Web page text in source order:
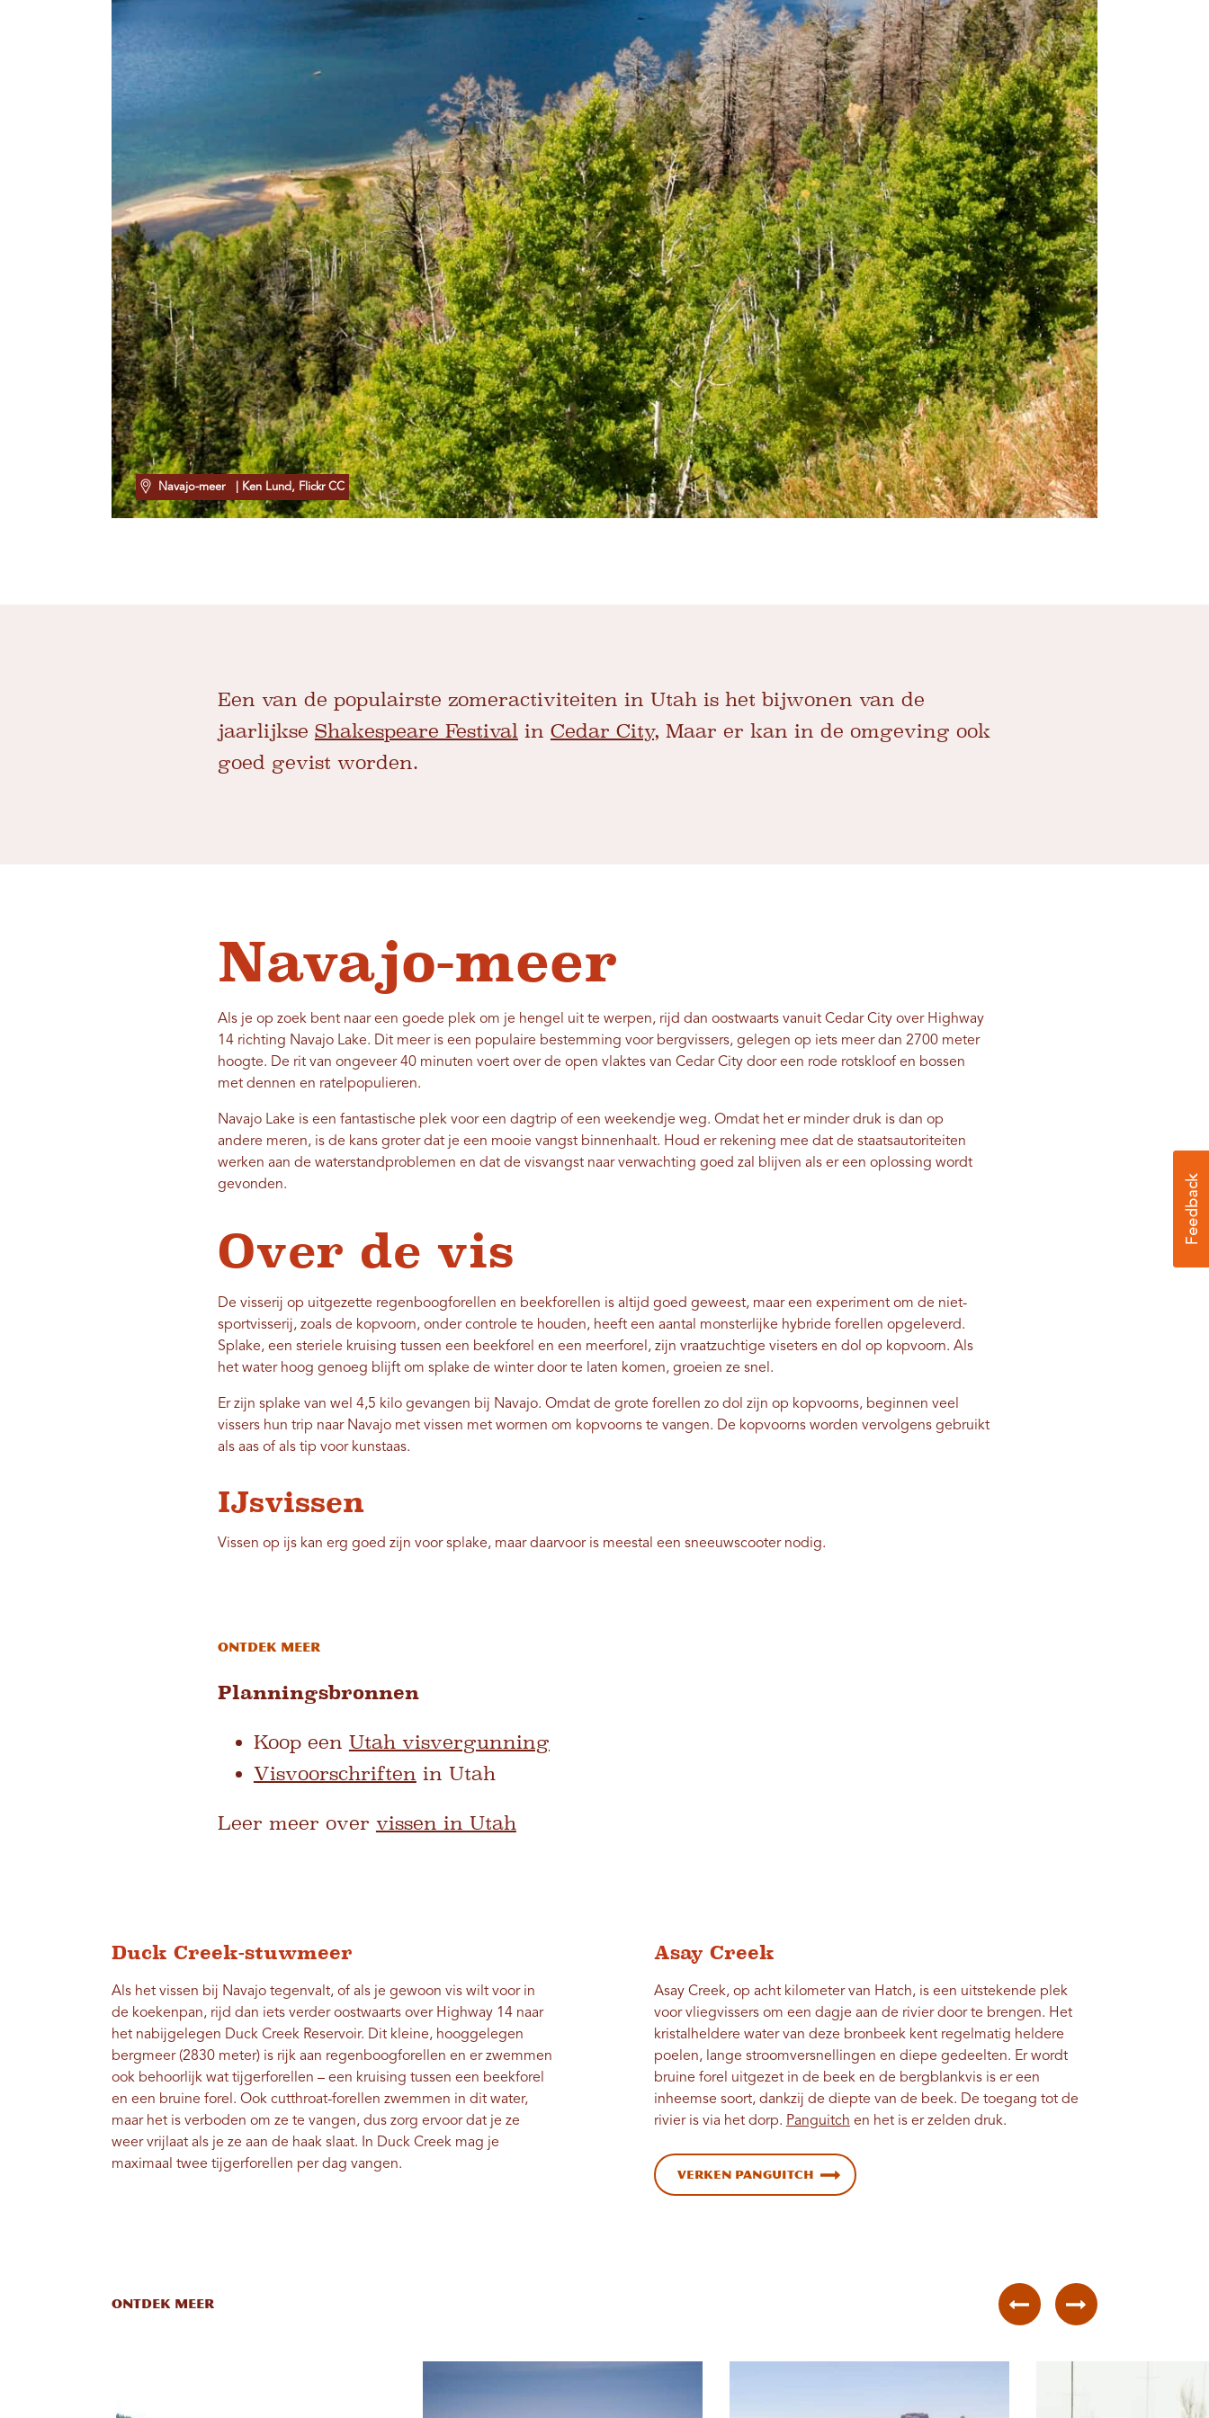
Navajo-meer | Ken Lund, Flickr CC
Een van de populairste zomeractiviteiten in Utah is het bijwonen van de
jaarlijkse Shakespeare Festivalin Cedar City, Maar er kan in de omgeving ook
goed gevist worden.
Navajo-meer
Als je op zoek bent naar een goede plek om je hengel uit te werpen, rijd dan oostwaarts vanuit Cedar City over Highway
14 richting Navajo Lake. Dit meer is een populaire bestemming voor bergvissers, gelegen op iets meer dan 2700 meter
hoogte. De rit van ongeveer 40 minuten voert over de open vlaktes van Cedar City door een rode rotskloof en bossen
met dennen en ratelpopulieren.
Navajo Lake is een fantastische plek voor een dagtrip of een weekendje weg. Omdat het er minder druk is dan op
andere meren, is de kans groter dat je een mooie vangst binnenhaalt. Houd er rekening mee dat de staatsautoriteiten
werken aan de waterstandproblemen en dat de visvangst naar verwachting goed zal blijven als er een oplossing wordt
gevonden.
Over de vis
De visserij op uitgezette regenboogforellen en beekforellen is altijd goed geweest, maar een experiment om de niet-
sportvisserij, zoals de kopvoorn, onder controle te houden, heeft een aantal monsterlijke hybride forellen opgeleverd.
Splake, een steriele kruising tussen een beekforel en een meerforel, zijn vraatzuchtige viseters en dol op kopvoorn. Als
het water hoog genoeg blijft om splake de winter door te laten komen, groeien ze snel.
Er zijn splake van wel 4,5 kilo gevangen bij Navajo. Omdat de grote forellen zo dol zijn op kopvoorns, beginnen veel
vissers hun trip naar Navajo met vissen met wormen om kopvoorns te vangen. De kopvoorns worden vervolgens gebruikt
als aas of als tip voor kunstaas.
IJsvissen
Vissen op ijs kan erg goed zijn voor splake, maar daarvoor is meestal een sneeuwscooter nodig.
Ontdek meer
Planningsbronnen
Koop een Utah visvergunning
Visvoorschriften in Utah
Leer meer over vissen in Utah
Duck Creek-stuwmeer
Als het vissen bij Navajo tegenvalt, of als je gewoon vis wilt voor in
de koekenpan, rijd dan iets verder oostwaarts over Highway 14 naar
het nabijgelegen Duck Creek Reservoir. Dit kleine, hooggelegen
bergmeer (2830 meter) is rijk aan regenboogforellen en er zwemmen
ook behoorlijk wat tijgerforellen – een kruising tussen een beekforel
en een bruine forel. Ook cutthroat-forellen zwemmen in dit water,
maar het is verboden om ze te vangen, dus zorg ervoor dat je ze
weer vrijlaat als je ze aan de haak slaat. In Duck Creek mag je
maximaal twee tijgerforellen per dag vangen.
Asay Creek
Asay Creek, op acht kilometer van Hatch, is een uitstekende plek
voor vliegvissers om een ​​dagje aan de rivier door te brengen. Het
kristalheldere water van deze bronbeek kent regelmatig heldere
poelen, lange stroomversnellingen en diepe gedeelten. Er wordt
bruine forel uitgezet in de beek en de bergblankvis is er een
inheemse soort, dankzij de diepte van de beek. De toegang tot de
rivier is via het dorp. Panguitch en het is er zelden druk.
Verken Panguitch
ONTDEK MEER